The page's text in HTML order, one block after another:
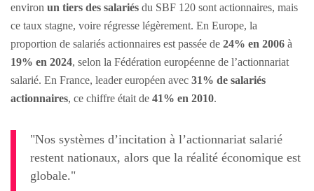
environ un tiers des salariés du SBF 120 sont actionnaires, mais
ce taux stagne, voire régresse légèrement. En Europe, la
proportion de salariés actionnaires est passée de 24% en 2006 à
19% en 2024, selon la Fédération européenne de l’actionnariat
salarié. En France, leader européen avec 31% de salariés
actionnaires, ce chiffre était de 41% en 2010.
"Nos systèmes d’incitation à l’actionnariat salarié
restent nationaux, alors que la réalité économique est
globale."